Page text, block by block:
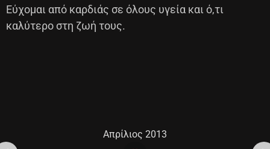
Εύχομαι από καρδιάς σε όλους υγεία και ό,τι
καλύτερο στη ζωή τους.
Απρίλιος 2013